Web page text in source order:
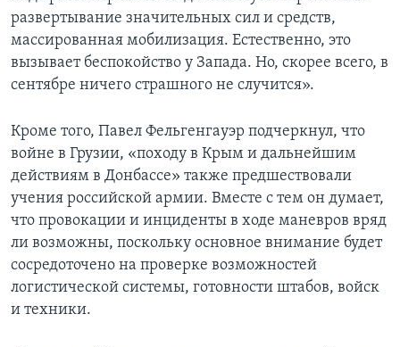
развертывание значительных сил и средств,
массированная мобилизация. Естественно, это
вызывает беспокойство у Запада. Но, скорее всего, в
сентябре ничего страшного не случится».
Кроме того, Павел Фельгенгауэр подчеркнул, что
войне в Грузии, «походу в Крым и дальнейшим
действиям в Донбассе» также предшествовали
учения российской армии. Вместе с тем он думает,
что провокации и инциденты в ходе маневров вряд
ли возможны, поскольку основное внимание будет
сосредоточено на проверке возможностей
логистической системы, готовности штабов, войск
и техники.